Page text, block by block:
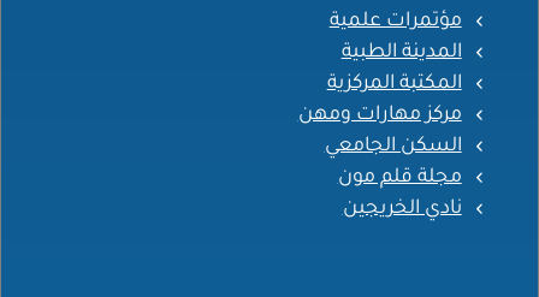
مؤتمرات علمية
المدينة الطبية
المكتبة المركزية
مركز مهارات ومهن
السكن الجامعي
مجلة قلم مون
نادي الخريجين